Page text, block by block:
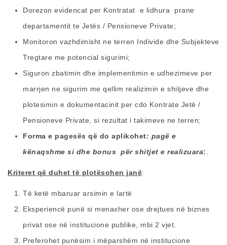
Dorezon evidencat per Kontratat e lidhura prane
departamentit te Jetës / Pensioneve Private;
Monitoron vazhdimisht ne terren Individe dhe Subjekteve
Tregtare me potencial sigurimi;
Siguron zbatimin dhe implementimin e udhezimeve per
marrjen ne sigurim me qellim realizimin e shitjeve dhe
plotesimin e dokumentacinit per cdo Kontrate Jetë /
Pensioneve Private, si rezultat i takimeve ne terren;
Forma e pagesës që do aplikohet: pagë e
kënaqshme si dhe bonus për shitjet e realizuara
Kriteret që duhet të plotësohen janë:
Të ketë mbaruar arsimin e lartë
Eksperiencë punë si menaxher ose drejtues në biznes
privat ose në institucione publike, mbi 2 vjet.
Preferohet punësim i mëparshëm në institucione